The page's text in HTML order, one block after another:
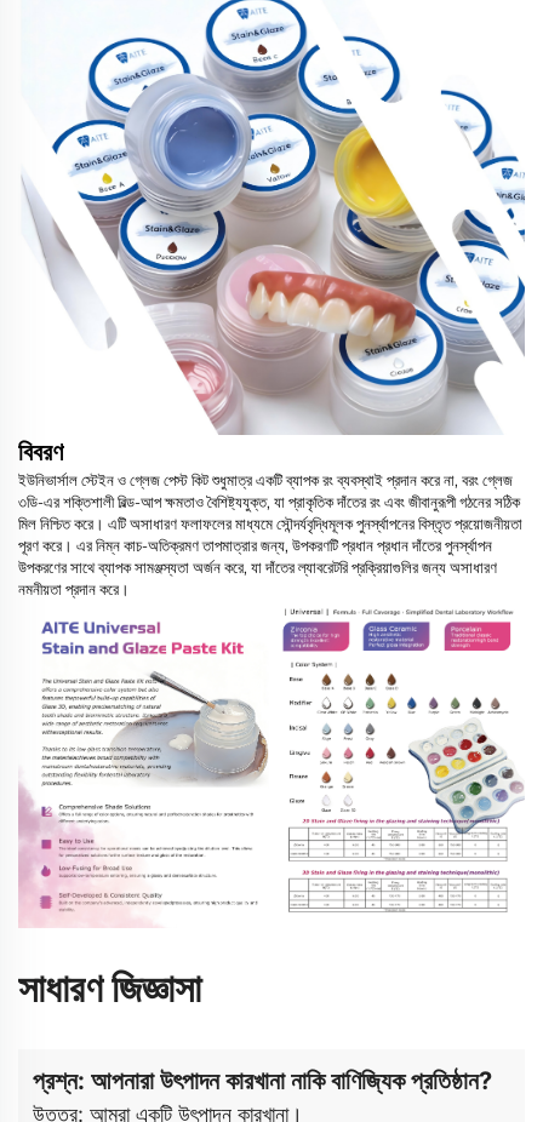
বিবরণ
ইউনিভার্সাল স্টেইন ও গ্লেজ পেস্ট কিট শুধুমাত্র একটি ব্যাপক রং ব্যবস্থাই প্রদান করে না, বরং গ্লেজ
৩ডি-এর শক্তিশালী বিল্ড-আপ ক্ষমতাও বৈশিষ্ট্যযুক্ত, যা প্রাকৃতিক দাঁতের রং এবং জীবানুরূপী গঠনের সঠিক
মিল নিশ্চিত করে। এটি অসাধারণ ফলাফলের মাধ্যমে সৌন্দর্যবৃদ্ধিমূলক পুনর্স্থাপনের বিস্তৃত প্রয়োজনীয়তা
পূরণ করে। এর নিম্ন কাচ-অতিক্রমণ তাপমাত্রার জন্য, উপকরণটি প্রধান প্রধান দাঁতের পুনর্স্থাপন
উপকরণের সাথে ব্যাপক সামঞ্জস্যতা অর্জন করে, যা দাঁতের ল্যাবরেটরি প্রক্রিয়াগুলির জন্য অসাধারণ
নমনীয়তা প্রদান করে।
সাধারণ জিজ্ঞাসা
প্রশ্ন: আপনারা উৎপাদন কারখানা নাকি বাণিজ্যিক প্রতিষ্ঠান?
উত্তর: আমরা একটি উৎপাদন কারখানা।